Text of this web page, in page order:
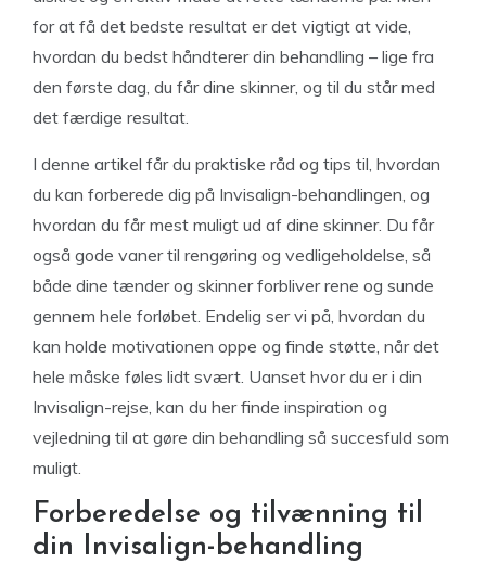
for at få det bedste resultat er det vigtigt at vide,
hvordan du bedst håndterer din behandling – lige fra
den første dag, du får dine skinner, og til du står med
det færdige resultat.
I denne artikel får du praktiske råd og tips til, hvordan
du kan forberede dig på Invisalign-behandlingen, og
hvordan du får mest muligt ud af dine skinner. Du får
også gode vaner til rengøring og vedligeholdelse, så
både dine tænder og skinner forbliver rene og sunde
gennem hele forløbet. Endelig ser vi på, hvordan du
kan holde motivationen oppe og finde støtte, når det
hele måske føles lidt svært. Uanset hvor du er i din
Invisalign-rejse, kan du her finde inspiration og
vejledning til at gøre din behandling så succesfuld som
muligt.
Forberedelse og tilvænning til
din Invisalign-behandling